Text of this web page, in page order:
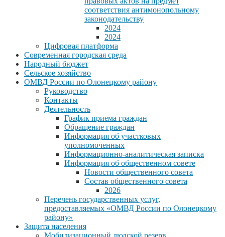
соответствия антимонопольному
законодательству
2024
2024
Цифровая платформа
Современная городская среда
Народный бюджет
Сельское хозяйство
ОМВД России по Олонецкому району
Руководство
Контакты
Деятельность
График приема граждан
Обращение граждан
Информация об участковых
уполномоченных
Информационно-аналитическая записка
Информация об общественном совете
Новости общественного совета
Состав общественного совета
2026
Перечень государственных услуг,
предоставляемых «ОМВД России по Олонецкому
району»
Защита населения
Мобилизационный людской резерв